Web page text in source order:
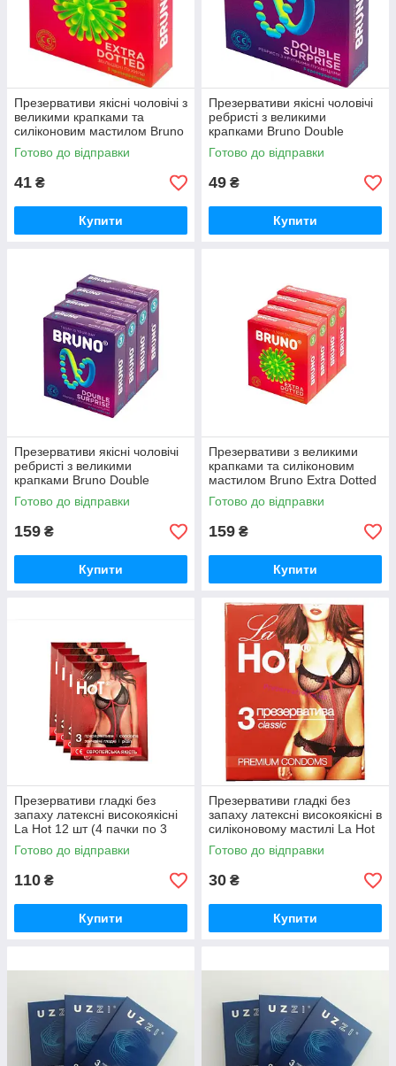
Презервативи якісні чоловічі з
великими крапками та
силіконовим мастилом Bruno
Extra Dotted 1 пачка 3 шт.
Готово до відправки
41 ₴
Купити
Презервативи якісні чоловічі
ребристі з великими
крапками Bruno Double
Surprise 1 пачка 3 шт.
Готово до відправки
49 ₴
Купити
Презервативи якісні чоловічі
ребристі з великими
крапками Bruno Double
Surprise 4 You 12 шт (4 пачки
Готово до відправки
159 ₴
Купити
Презервативи з великими
крапками та силіконовим
мастилом Bruno Extra Dotted
4 You 12 шт 4 пачки по 3 шт.
Готово до відправки
159 ₴
Купити
Презервативи гладкі без
запаху латексні високоякісні
La Hot 12 шт (4 пачки по 3
шт.)
Готово до відправки
110 ₴
Купити
Презервативи гладкі без
запаху латексні високоякісні в
силіконовому мастилі La Hot
3 шт.
Готово до відправки
30 ₴
Купити